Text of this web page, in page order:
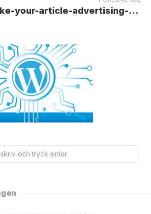
tips-to-make-your-article-advertising-successful